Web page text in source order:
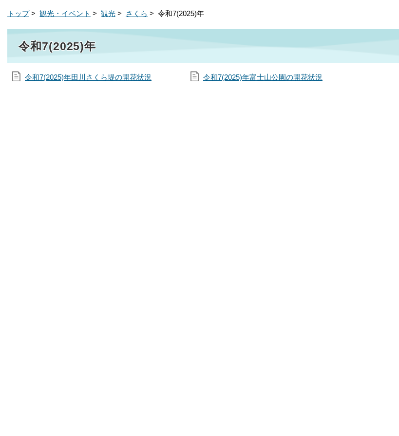
トップ> 観光・イベント > 観光 > さくら > 令和7(2025)年
令和7(2025)年
令和7(2025)年田川さくら堤の開花状況 令和7(2025)年富士山公園の開花状況